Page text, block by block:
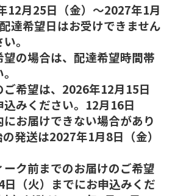
12月25日（金）～2027年1月
達希望日はお受けできません
。
の場合は、配達希望時間帯
希望は、2026年12月15日
込みください。12月16日
にお届けできない場合があり
発送は2027年1月8日（金）
ク前までのお届けのご希望
（火）までにお申込みくだ